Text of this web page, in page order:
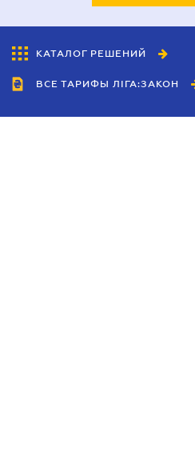
КАТАЛОГ РЕШЕНИЙ
ВСЕ ТАРИФЫ ЛІГА:ЗАКОН